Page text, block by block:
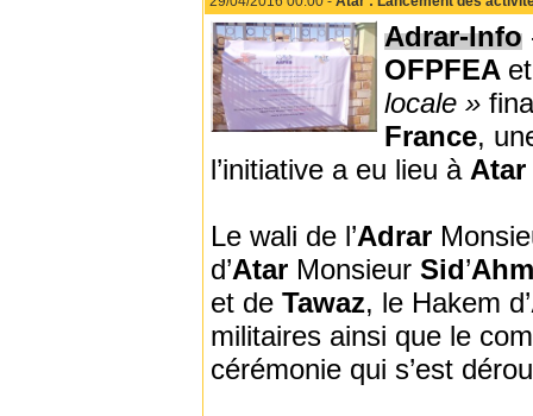
Adrar-Info
OFPFEA
locale »
France,
l’initiative a eu lieu à Atar
Le wali de l’Adrar
d’Atar Monsieur Sid’
et de Tawaz, le Hakem d’
militaires ainsi que le
cérémonie qui s’est